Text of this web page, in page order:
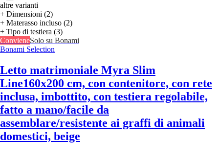
altre varianti
+ Dimensioni (2)
+ Materasso incluso (2)
+ Tipo di testiera (3)
ConvieneSolo su Bonami
Bonami Selection
Letto matrimoniale Myra Slim
Line160x200 cm, con contenitore, con rete
inclusa, imbottito, con testiera regolabile,
fatto a mano/facile da
assemblare/resistente ai graffi di animali
domestici, beige